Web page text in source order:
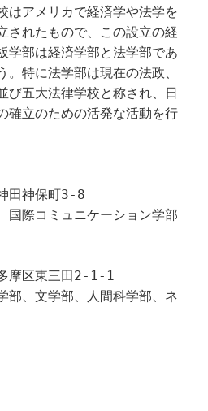
はアメリカで経済学や法学を
されたもので、この設立の経
学部は経済学部と法学部であ
。特に法学部は現在の法政、
び五大法律学校と称され、日
確立のための活発な活動を行
田神保町3-8
国際コミュニケーション学部
摩区東三田2-1-1
部、文学部、人間科学部、ネ